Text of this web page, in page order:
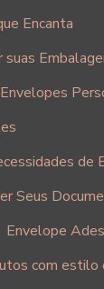
Encanta
de
Seus
Envelope
com estilo